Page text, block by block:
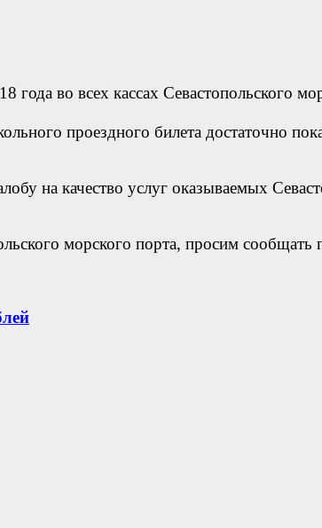
года во всех кассах Севастопольского
проездного билета достаточно
на качество услуг оказываемых
морского порта, просим сообщать